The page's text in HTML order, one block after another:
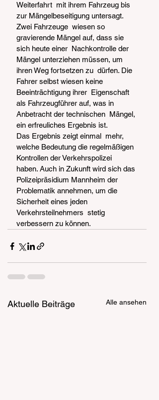
Weiterfahrt  mit ihrem Fahrzeug bis
zur Mängelbeseitigung untersagt.
Zwei Fahrzeuge  wiesen so
gravierende Mängel auf, dass sie
sich heute einer  Nachkontrolle der
Mängel unterziehen müssen, um
ihren Weg fortsetzen zu  dürfen. Die
Fahrer selbst wiesen keine
Beeinträchtigung ihrer  Eigenschaft
als Fahrzeugführer auf, was in
Anbetracht der technischen  Mängel,
ein erfreuliches Ergebnis ist.
Das Ergebnis zeigt einmal  mehr,
welche Bedeutung die regelmäßigen
Kontrollen der Verkehrspolizei
haben. Auch in Zukunft wird sich das
Polizeipräsidium Mannheim der
Problematik annehmen, um die
Sicherheit eines jeden
Verkehrsteilnehmers  stetig
verbessern zu können.
Aktuelle Beiträge Alle ansehen